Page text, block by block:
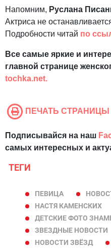
Напомним, Руслана
Актриса не
Подробности читай по
Все самые яркие и
главной странице
tochka.net.
ПЕЧАТЬ СТРАНИЦЫ
Подписывайся на наш
самых интересных и
ТЕГИ
ПЕВИЦА
НАСТЯ КАМЕНСКИХ
ДЕТСКИЕ ФОТО
ЗВЕЗДНЫЕ НОВОСТИ
НОВОСТИ ЗВЁЗД